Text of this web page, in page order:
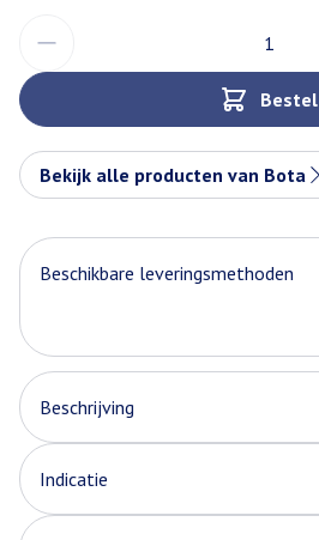
Bestel
Bekijk alle producten van Bota
Beschikbare leveringsmethoden
Beschrijving
Indicatie